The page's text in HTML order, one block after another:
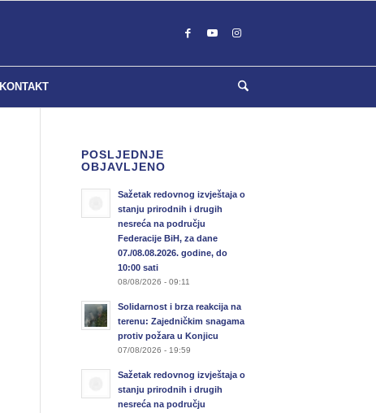
KONTAKT
POSLJEDNJE
OBJAVLJENO
Sažetak redovnog izvještaja o
stanju prirodnih i drugih
nesreća na području
Federacije BiH, za dane
07./08.08.2026. godine, do
10:00 sati
08/08/2026 - 09:11
Solidarnost i brza reakcija na
terenu: Zajedničkim snagama
protiv požara u Konjicu
07/08/2026 - 19:59
Sažetak redovnog izvještaja o
stanju prirodnih i drugih
nesreća na području